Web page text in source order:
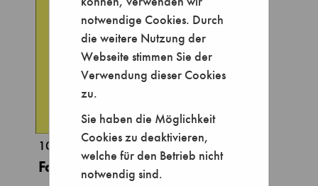
notwendige Cookies. Durch
die weitere Nutzung der
Webseite stimmen Sie der
Verwendung dieser Cookies
zu.
Sie haben die Möglichkeit
Cookies zu deaktivieren,
welche für den Betrieb nicht
notwendig sind.
10,00 €
Familienkarte Bonn-Ausweis